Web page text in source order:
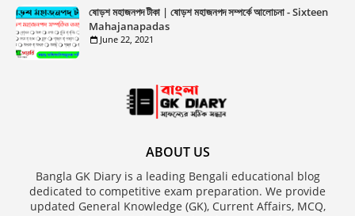
ষোড়শ মহাজনপদ টীকা | ষোড়শ মহাজনপদ সম্পর্কে আলোচনা - Sixteen
Mahajanapadas
June 22, 2021
ABOUT US
Bangla GK Diary is a leading Bengali educational blog
dedicated to competitive exam preparation. We provide
updated General Knowledge (GK), Current Affairs, MCQ,